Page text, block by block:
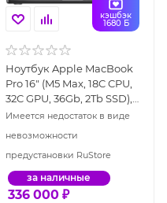
кэшбэк
1680 Б
Ноутбук Apple MacBook
Pro 16" (M5 Max, 18C CPU,
32C GPU, 36Gb, 2Tb SSD),
"чёрный космос"
Имеется недостаток в виде
невозможности
предустановки RuStore
за наличные
336 000 ₽